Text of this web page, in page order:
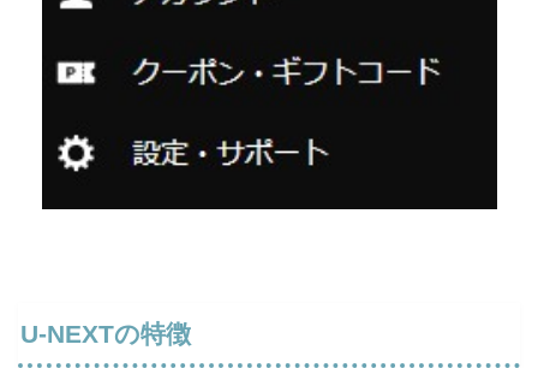
U-NEXTの特徴